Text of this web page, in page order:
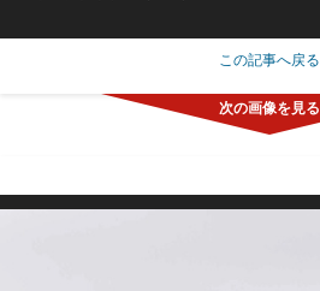
この記事へ戻る